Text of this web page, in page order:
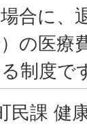
合に、
の医療
制度で
民課 健